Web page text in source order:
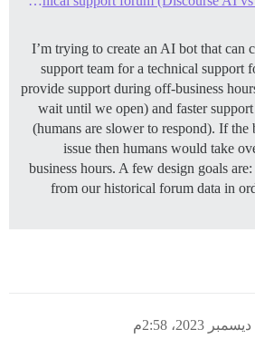
I’m trying to create an AI bot that can
support team for a technical support
provide support during off-business
wait until we open) and faster
(humans are slower to respond). If the
issue then humans would take
business hours. A few design goals
from our historical forum data in